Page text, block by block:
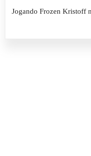
Jogando Frozen Kristoff